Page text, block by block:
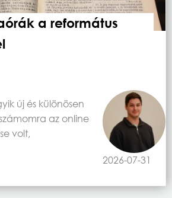
a református
2026-07-31
új és különösen
az online
volt,